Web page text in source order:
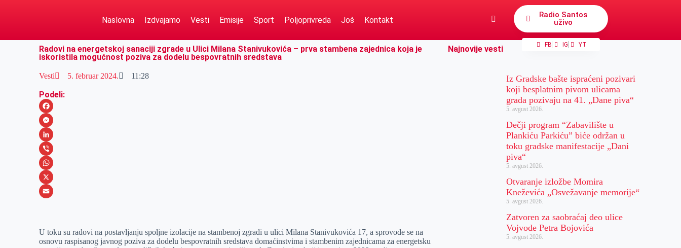
Naslovna Izdvajamo Vesti Emisije Sport Poljoprivreda Još Kontakt
Radio Santos
uživo
FB IG YT
Radovi na energetskoj sanaciji zgrade u Ulici Milana Stanivukovića – prva stambena zajednica koja je
iskoristila mogućnost poziva za dodelu bespovratnih sredstava
Vesti 5. februar 2024. 11:28
Podeli:
F
a
c
e
b
o
M
e
s
s
e
e
L
i
n
k
I
V
i
b
W
h
s
X
a
U toku su radovi na postavljanju spoljne izolacije na stambenoj zgradi u ulici Milana Stanivukovića 17, a sprovode se na
osnovu raspisanog javnog poziva za dodelu bespovratnih sredstava domaćinstvima i stambenim zajednicama za energetsku
Najnovije vesti
Iz Gradske bašte ispraćeni pozivari
koji besplatnim pivom ulicama
grada pozivaju na 41. „Dane piva“
5. avgust 2026.
Dečji program “Zabavilište u
Plankiću Parkiću” biće održan u
toku gradske manifestacije „Dani
piva“
5. avgust 2026.
Otvaranje izložbe Momira
Kneževića „Osvežavanje memorije“
5. avgust 2026.
Zatvoren za saobraćaj deo ulice
Vojvode Petra Bojovića
5. avgust 2026.